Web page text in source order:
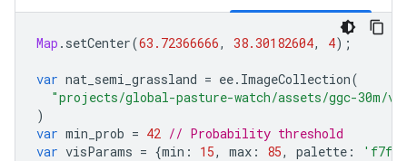
Map . setCenter(63.72366666, 38.30182604, 4);
var nat_semi_grassland = ee. ImageCollection(
"projects/global-pasture-watch/assets/ggc-30m/
)
var min_prob = 42 // Probability threshold
var visParams = {min : 15, max : 85, palette :